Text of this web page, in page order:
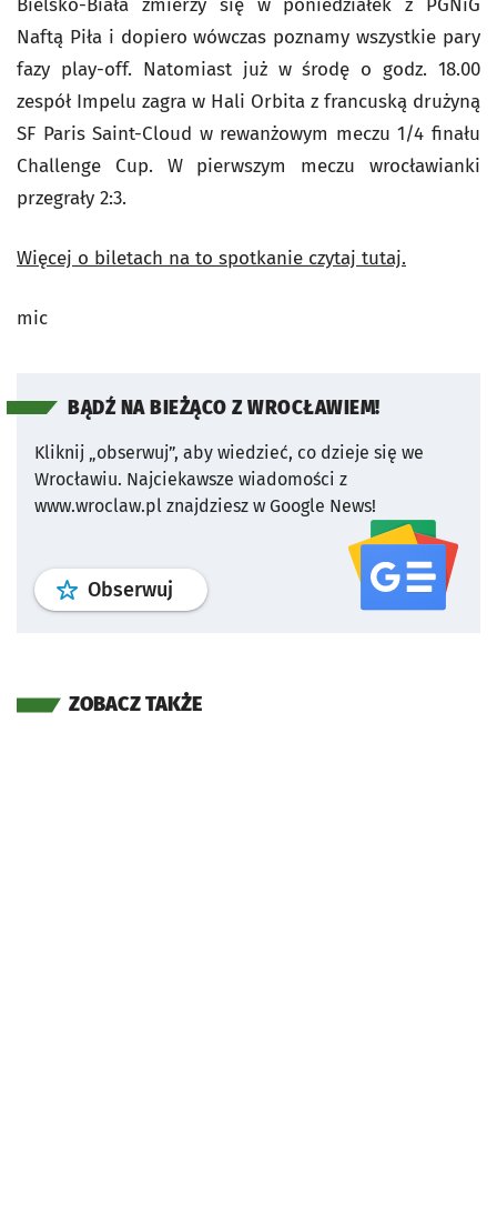
Bielsko-Biała zmierzy się w poniedziałek z PGNiG
Naftą Piła i dopiero wówczas poznamy wszystkie pary
fazy play-off. Natomiast już w środę o godz. 18.00
zespół Impelu zagra w Hali Orbita z francuską drużyną
SF Paris Saint-Cloud w rewanżowym meczu 1/4 finału
Challenge Cup. W pierwszym meczu wrocławianki
przegrały 2:3.
Więcej o biletach na to spotkanie czytaj tutaj.
mic
BĄDŹ NA BIEŻĄCO Z WROCŁAWIEM!
Kliknij „obserwuj”, aby wiedzieć, co dzieje się we
Wrocławiu. Najciekawsze wiadomości z
www.wroclaw.pl znajdziesz w Google News!
Obserwuj profil serwisu
ZOBACZ TAKŻE